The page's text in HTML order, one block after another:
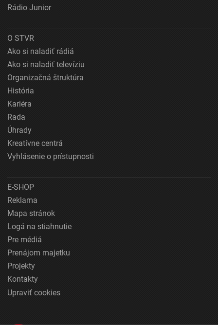
Rádio Junior
O STVR
Ako si naladiť rádiá
Ako si naladiť televíziu
Organizačná štruktúra
História
Kariéra
Rada
Úhrady
Kreatívne centrá
Vyhlásenie o prístupnosti
E-SHOP
Reklama
Mapa stránok
Logá na stiahnutie
Pre médiá
Prenájom majetku
Projekty
Kontakty
Upraviť cookies